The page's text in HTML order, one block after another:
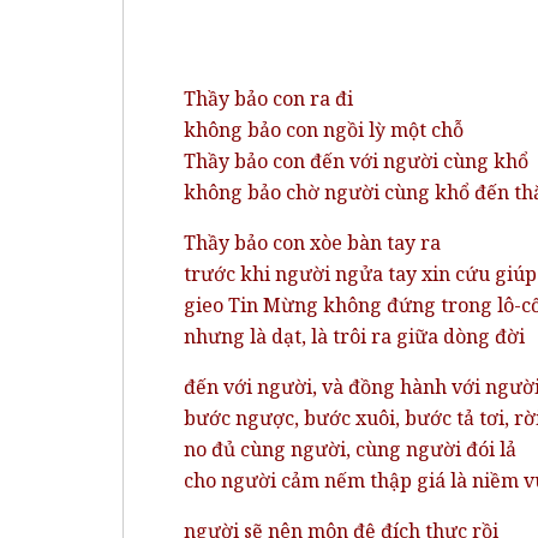
Thầy bảo con ra đi
không bảo con ngồi lỳ một chỗ
Thầy bảo con đến với người cùng khổ
không bảo chờ người cùng khổ đến
Thầy bảo con xòe bàn tay ra
trước khi người ngửa tay xin cứu giúp
gieo Tin Mừng không đứng trong lô-
nhưng là dạt, là trôi ra giữa dòng đời
đến với người, và đồng hành với
bước ngược, bước xuôi, bước tả tơi,
no đủ cùng người, cùng người đói lả
cho người cảm nếm thập giá là niềm
người sẽ nên môn đệ đích thực rồi